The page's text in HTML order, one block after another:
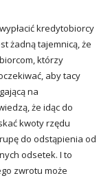
kredytobiorcy
żadną tajemnicą, że
którzy
aby tacy
na
że idąc do
kwoty rzędu
do odstąpienia od
odsetek. I to
zwrotu może